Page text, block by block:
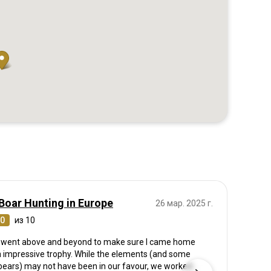
26 мар. 2025 г.
Hunting in Europe
из 10
above and beyond to make sure I came home
impressive trophy. While the elements (and some
may not have been in our favour, we worked